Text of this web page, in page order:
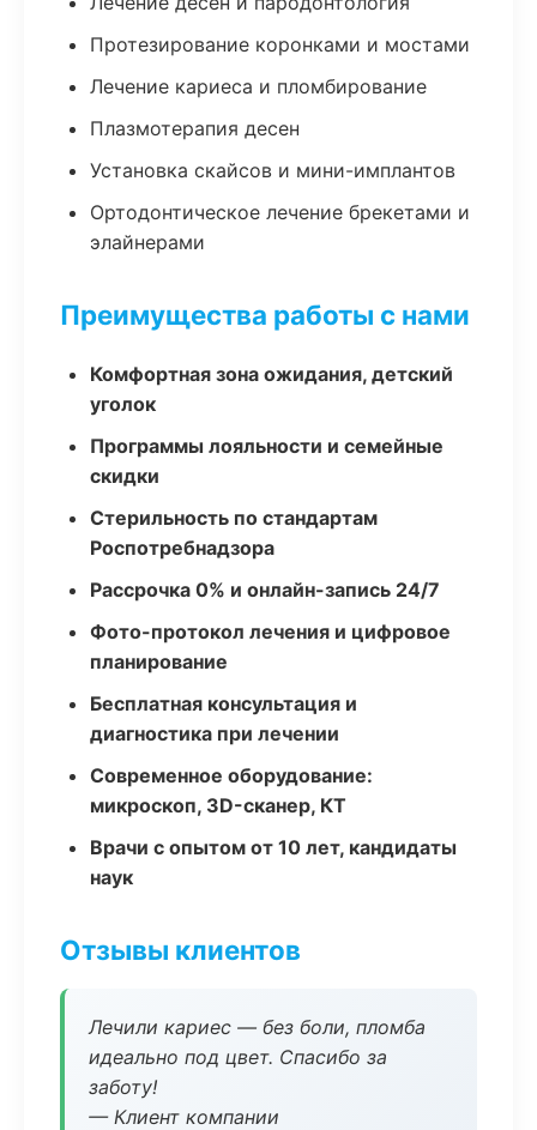
Протезирование коронками и мостами
Лечение кариеса и пломбирование
Плазмотерапия десен
Установка скайсов и мини-имплантов
Ортодонтическое лечение брекетами и
элайнерами
Преимущества работы с нами
Комфортная зона ожидания, детский
уголок
Программы лояльности и семейные
скидки
Стерильность по стандартам
Роспотребнадзора
Рассрочка 0% и онлайн-запись 24/7
Фото-протокол лечения и цифровое
планирование
Бесплатная консультация и
диагностика при лечении
Современное оборудование:
микроскоп, 3D-сканер, КТ
Врачи с опытом от 10 лет, кандидаты
наук
Отзывы клиентов
Лечили кариес — без боли, пломба
идеально под цвет. Спасибо за
заботу!
— Клиент компании